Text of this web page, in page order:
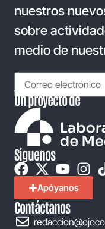
nuestros
sobre
medio de
Un proyecto de
Síguenos
Apóyanos
Contáctanos